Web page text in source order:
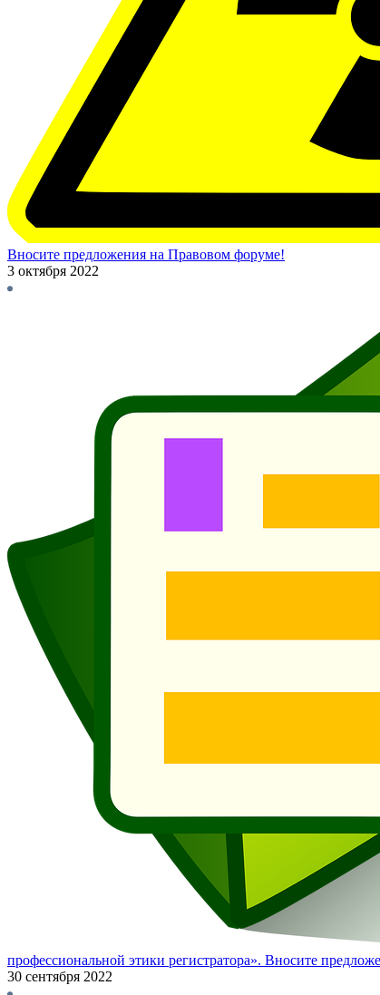
Вносите предложения на Правовом форуме!
3 октября 2022
профессиональной этики регистратора». Вносите
30 сентября 2022